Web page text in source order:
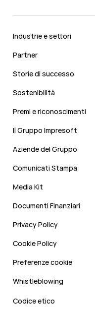
Industrie e settori
Partner
Storie di successo
Sostenibilità
Premi e riconoscimenti
Il Gruppo Impresoft
Aziende del Gruppo
Comunicati Stampa
Media Kit
Documenti Finanziari
Privacy Policy
Cookie Policy
Preferenze cookie
Whistleblowing
Codice etico